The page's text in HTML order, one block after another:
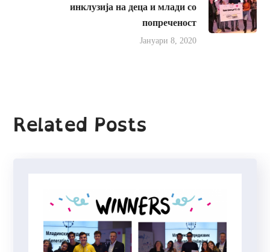
инклузија на деца и млади со
попреченост
Јануари 8, 2020
Related Posts